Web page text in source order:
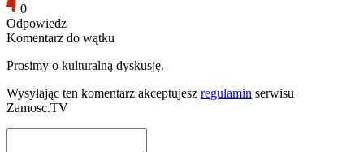
0
Odpowiedz
Komentarz do wątku
Prosimy o kulturalną dyskusję.
Wysyłając ten komentarz akceptujesz regulamin serwisu
Zamosc.TV